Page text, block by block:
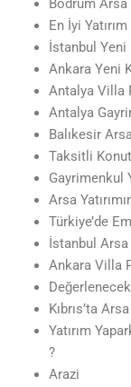
Bodrum Arsa
En İyi
İstanbul
Ankara Yeni
Antalya Villa
Antalya
Balıkesir Arsa
Taksitli
Gayrimenkul
Arsa
Türkiye’de
İstanbul Arsa
Ankara Villa
Kıbrıs’ta
Yatırım
?
Arazi